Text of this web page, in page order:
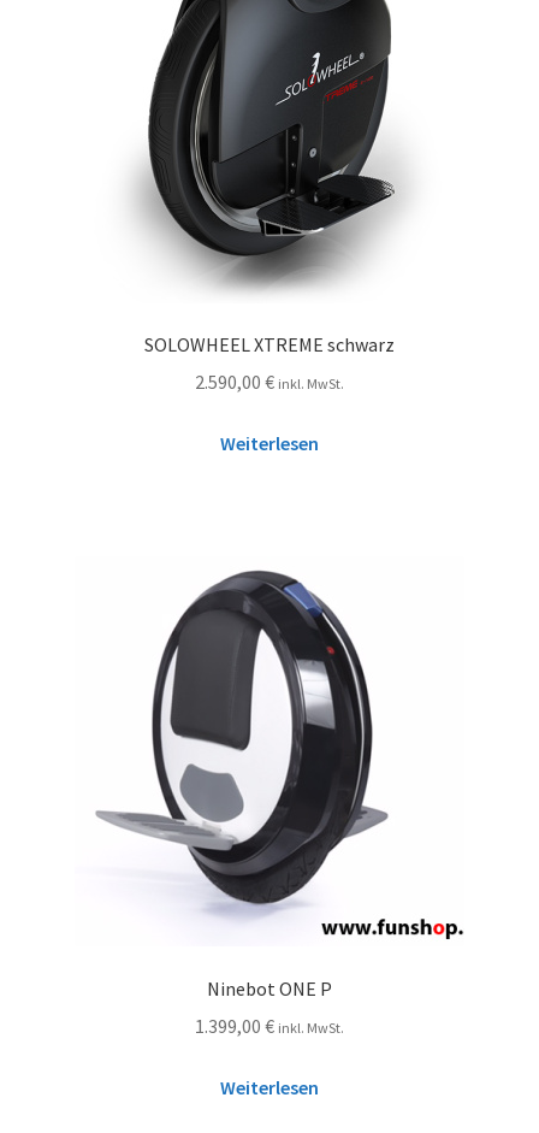
SOLOWHEEL XTREME schwarz
2.590,00 € inkl. MwSt.
Weiterlesen
Ninebot ONE P
1.399,00 € inkl. MwSt.
Weiterlesen